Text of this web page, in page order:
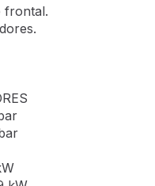
forjado.
soporte para Wok